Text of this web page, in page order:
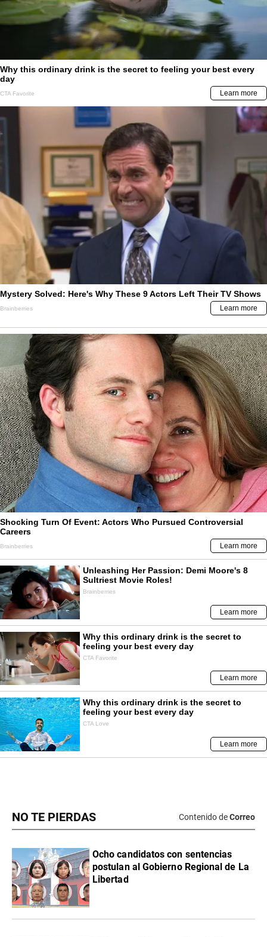
NO TE PIERDAS Contenido deCorreo
Ocho candidatos con sentencias
postulan al Gobierno Regional de La
Libertad